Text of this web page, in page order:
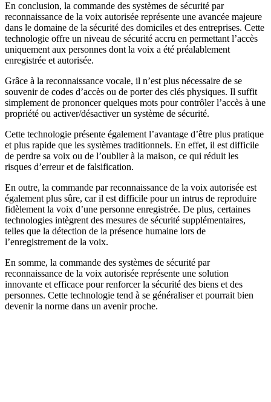
En conclusion, la commande des systèmes de sécurité par
reconnaissance de la voix autorisée représente une avancée majeure
dans le domaine de la sécurité des domiciles et des entreprises. Cette
technologie offre un niveau de sécurité accru en permettant l’accès
uniquement aux personnes dont la voix a été préalablement
enregistrée et autorisée.
Grâce à la reconnaissance vocale, il n’est plus nécessaire de se
souvenir de codes d’accès ou de porter des clés physiques. Il suffit
simplement de prononcer quelques mots pour contrôler l’accès à une
propriété ou activer/désactiver un système de sécurité.
Cette technologie présente également l’avantage d’être plus pratique
et plus rapide que les systèmes traditionnels. En effet, il est difficile
de perdre sa voix ou de l’oublier à la maison, ce qui réduit les
risques d’erreur et de falsification.
En outre, la commande par reconnaissance de la voix autorisée est
également plus sûre, car il est difficile pour un intrus de reproduire
fidèlement la voix d’une personne enregistrée. De plus, certaines
technologies intègrent des mesures de sécurité supplémentaires,
telles que la détection de la présence humaine lors de
l’enregistrement de la voix.
En somme, la commande des systèmes de sécurité par
reconnaissance de la voix autorisée représente une solution
innovante et efficace pour renforcer la sécurité des biens et des
personnes. Cette technologie tend à se généraliser et pourrait bien
devenir la norme dans un avenir proche.